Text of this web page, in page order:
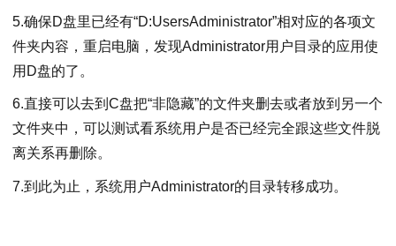
5.确保D盘里已经有“D:UsersAdministrator”相对应的各项文
件夹内容，重启电脑，发现Administrator用户目录的应用使
用D盘的了。
6.直接可以去到C盘把“非隐藏”的文件夹删去或者放到另一个
文件夹中，可以测试看系统用户是否已经完全跟这些文件脱
离关系再删除。
7.到此为止，系统用户Administrator的目录转移成功。